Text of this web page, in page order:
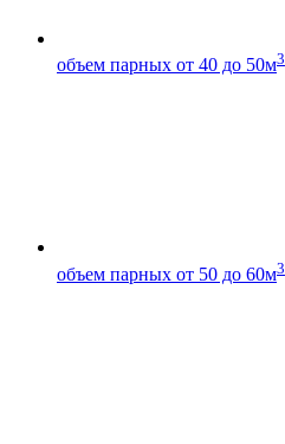
объем парных от 40 до 50м3
объем парных от 50 до 60м3